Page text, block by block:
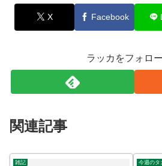
X Facebook
ラッカをフォロ
関連記事
雑記 今週のタ